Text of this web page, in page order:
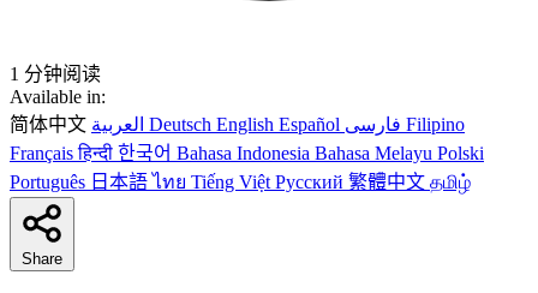
1 分钟阅读
Available in:
简体中文
Deutsch English Español
Filipino
Françaisहिन्दी 한국어 Bahasa Indonesia Bahasa Melayu Polski
Português 日本語ไทย Tiếng Việt Русский 繁體中文 தமிழ்
Share